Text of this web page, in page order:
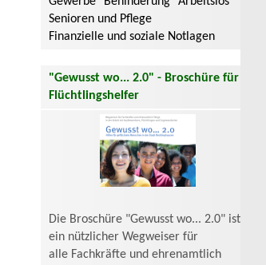
Senioren und Pflege
Finanzielle und soziale Notlagen
"Gewusst wo... 2.0" - Broschüre für
Flüchtlingshelfer
Die Broschüre "Gewusst wo... 2.0" ist
ein nützlicher Wegweiser für
alle Fachkräfte und ehrenamtlich